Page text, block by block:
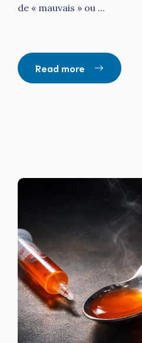
de « mauvais » ou ...
Read more